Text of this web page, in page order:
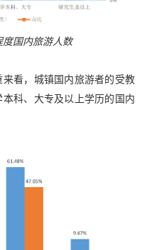
国内旅游人数
看，城镇国内旅游者的受教
科、大专及以上学历的国内